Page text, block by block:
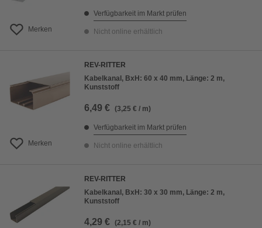
Merken
Verfügbarkeit im Markt prüfen
Nicht online erhältlich
Merken
REV-RITTER
Kabelkanal, BxH: 60 x 40 mm, Länge: 2 m,
Kunststoff
6,49 € (3,25 € / m)
Verfügbarkeit im Markt prüfen
Nicht online erhältlich
REV-RITTER
Kabelkanal, BxH: 30 x 30 mm, Länge: 2 m,
Kunststoff
4,29 € (2,15 € / m)